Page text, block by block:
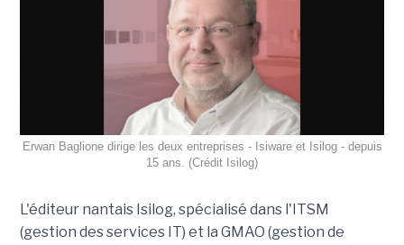
Erwan Baglione dirige les deux entreprises - Isiware et Isilog - depuis
15 ans. (Crédit Isilog)
L'éditeur nantais Isilog, spécialisé dans l'ITSM
(gestion des services IT) et la GMAO (gestion de